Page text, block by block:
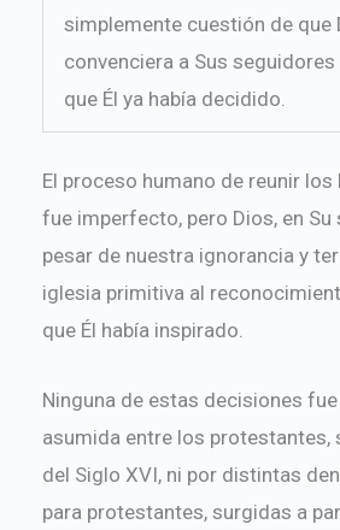
simplemente cuestión de que
convenciera a Sus
que Él ya había decidido.
El proceso humano de reunir los
fue imperfecto, pero Dios, en Su
pesar de nuestra ignorancia y
iglesia primitiva al
que Él había inspirado.
Ninguna de estas decisiones
asumida entre los protestantes,
del Siglo XVI, ni por distintas
para protestantes, surgidas a